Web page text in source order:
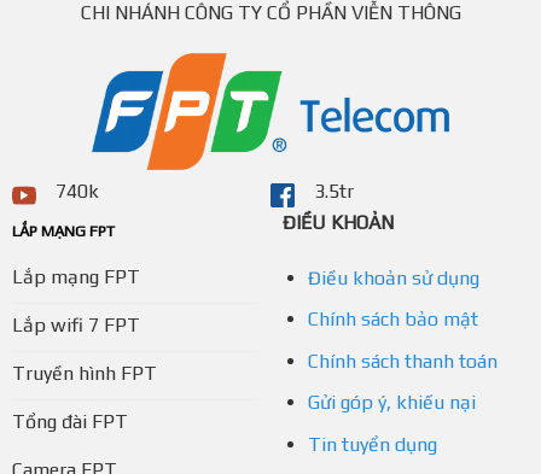
CHI NHÁNH CÔNG TY CỔ PHẦN VIỄN THÔNG
740k 3.5tr
LẮP MẠNG FPT
Lắp mạng FPT
Lắp wifi 7 FPT
Truyền hình FPT
Tổng đài FPT
Camera FPT
ĐIỀU KHOẢN
Điều khoản sử dụng
Chính sách bảo mật
Chính sách thanh toán
Gửi góp ý, khiếu nại
Tin tuyển dụng